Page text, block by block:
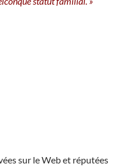
sur le Web et réputées